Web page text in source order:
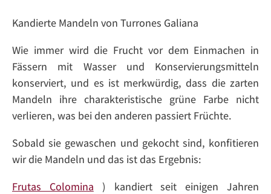
Kandierte Mandeln von Turrones Galiana
Wie immer wird die Frucht vor dem Einmachen in
Fässern mit Wasser und Konservierungsmitteln
konserviert, und es ist merkwürdig, dass die zarten
Mandeln ihre charakteristische grüne Farbe nicht
verlieren, was bei den anderen passiert Früchte.
Sobald sie gewaschen und gekocht sind, konfitieren
wir die Mandeln und das ist das Ergebnis:
Frutas Colomina ) kandiert seit einigen Jahren